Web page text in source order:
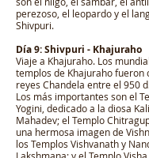
perezoso, el leopardo y el
Shivpuri.
Día 9: Shivpuri - Khajuraho
Viaje a Khajuraho. Los
templos de Khajuraho fueron
reyes Chandela entre el 950
Los más importantes son el
Yogini, dedicado a la diosa
Mahadev; el Templo
una hermosa imagen de
los Templos Vishvanath y